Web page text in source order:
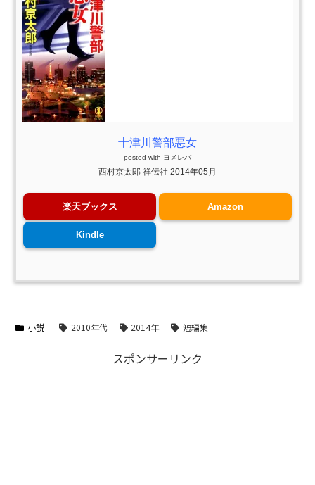
十津川警部悪女
posted with ヨメレバ
西村京太郎 祥伝社 2014年05月
楽天ブックス Amazon
Kindle
小説 2010年代 2014年 短編集
スポンサーリンク